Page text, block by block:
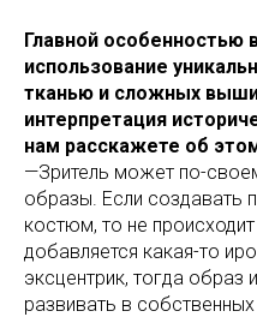
Главной особенностью
использование
тканью и сложных
интерпретация
нам расскажете об
—Зритель может по-
образы. Если создавать
костюм, то не
добавляется какая-то
эксцентрик, тогда образ
развивать в